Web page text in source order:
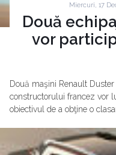
Miercuri, 17
Două
vor
Două maşini Renault
constructorului francez vor
obiectivul de a obţine o